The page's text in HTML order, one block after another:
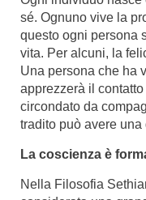
sé. Ognuno vive la
questo ogni persona
vita. Per alcuni, la
Una persona che ha
apprezzerà il
circondato da
tradito può avere
La coscienza è
Nella Filosofia